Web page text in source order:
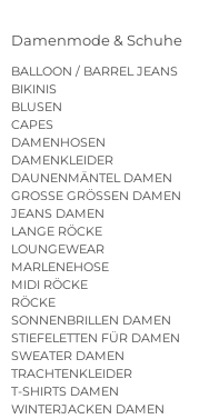
Damenmode & Schuhe
BALLOON / BARREL JEANS
BIKINIS
BLUSEN
CAPES
DAMENHOSEN
DAMENKLEIDER
DAUNENMÄNTEL DAMEN
GROSSE GRÖSSEN DAMEN
JEANS DAMEN
LANGE RÖCKE
LOUNGEWEAR
MARLENEHOSE
MIDI RÖCKE
RÖCKE
SONNENBRILLEN DAMEN
STIEFELETTEN FÜR DAMEN
SWEATER DAMEN
TRACHTENKLEIDER
T-SHIRTS DAMEN
WINTERJACKEN DAMEN